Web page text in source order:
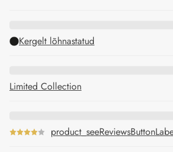
Kergelt lõhnastatud
Limited Collection